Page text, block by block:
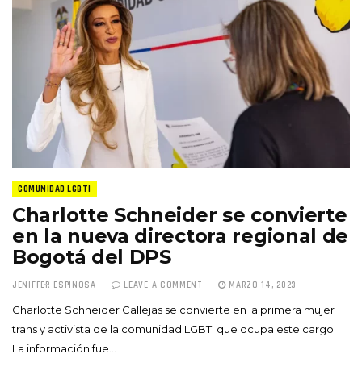
COMUNIDAD LGBTI
Charlotte Schneider se convierte
en la nueva directora regional de
Bogotá del DPS
JENIFFER ESPINOSA LEAVE A COMMENT MARZO 14, 2023
Charlotte Schneider Callejas se convierte en la primera mujer
trans y activista de la comunidad LGBTI que ocupa este cargo.
La información fue…